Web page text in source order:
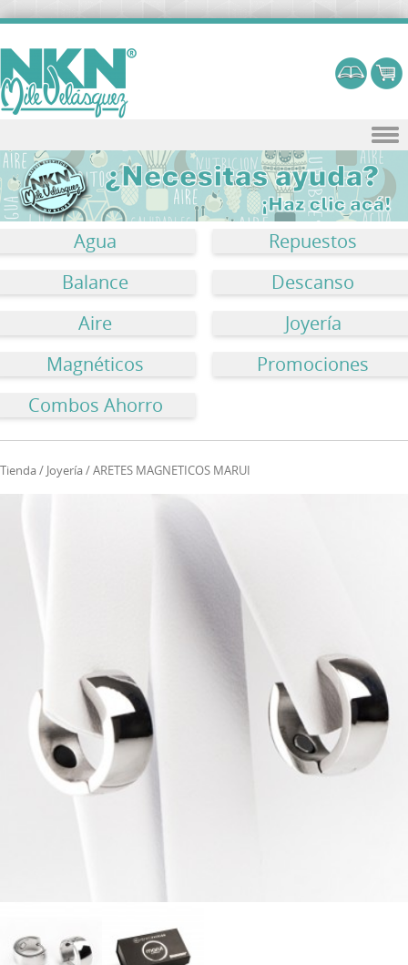
Skip to content
Agua
Repuestos
Balance
Descanso
Aire
Joyería
Magnéticos
Promociones
Combos Ahorro
Tienda/ Joyería/ ARETES MAGNETICOS MARUI